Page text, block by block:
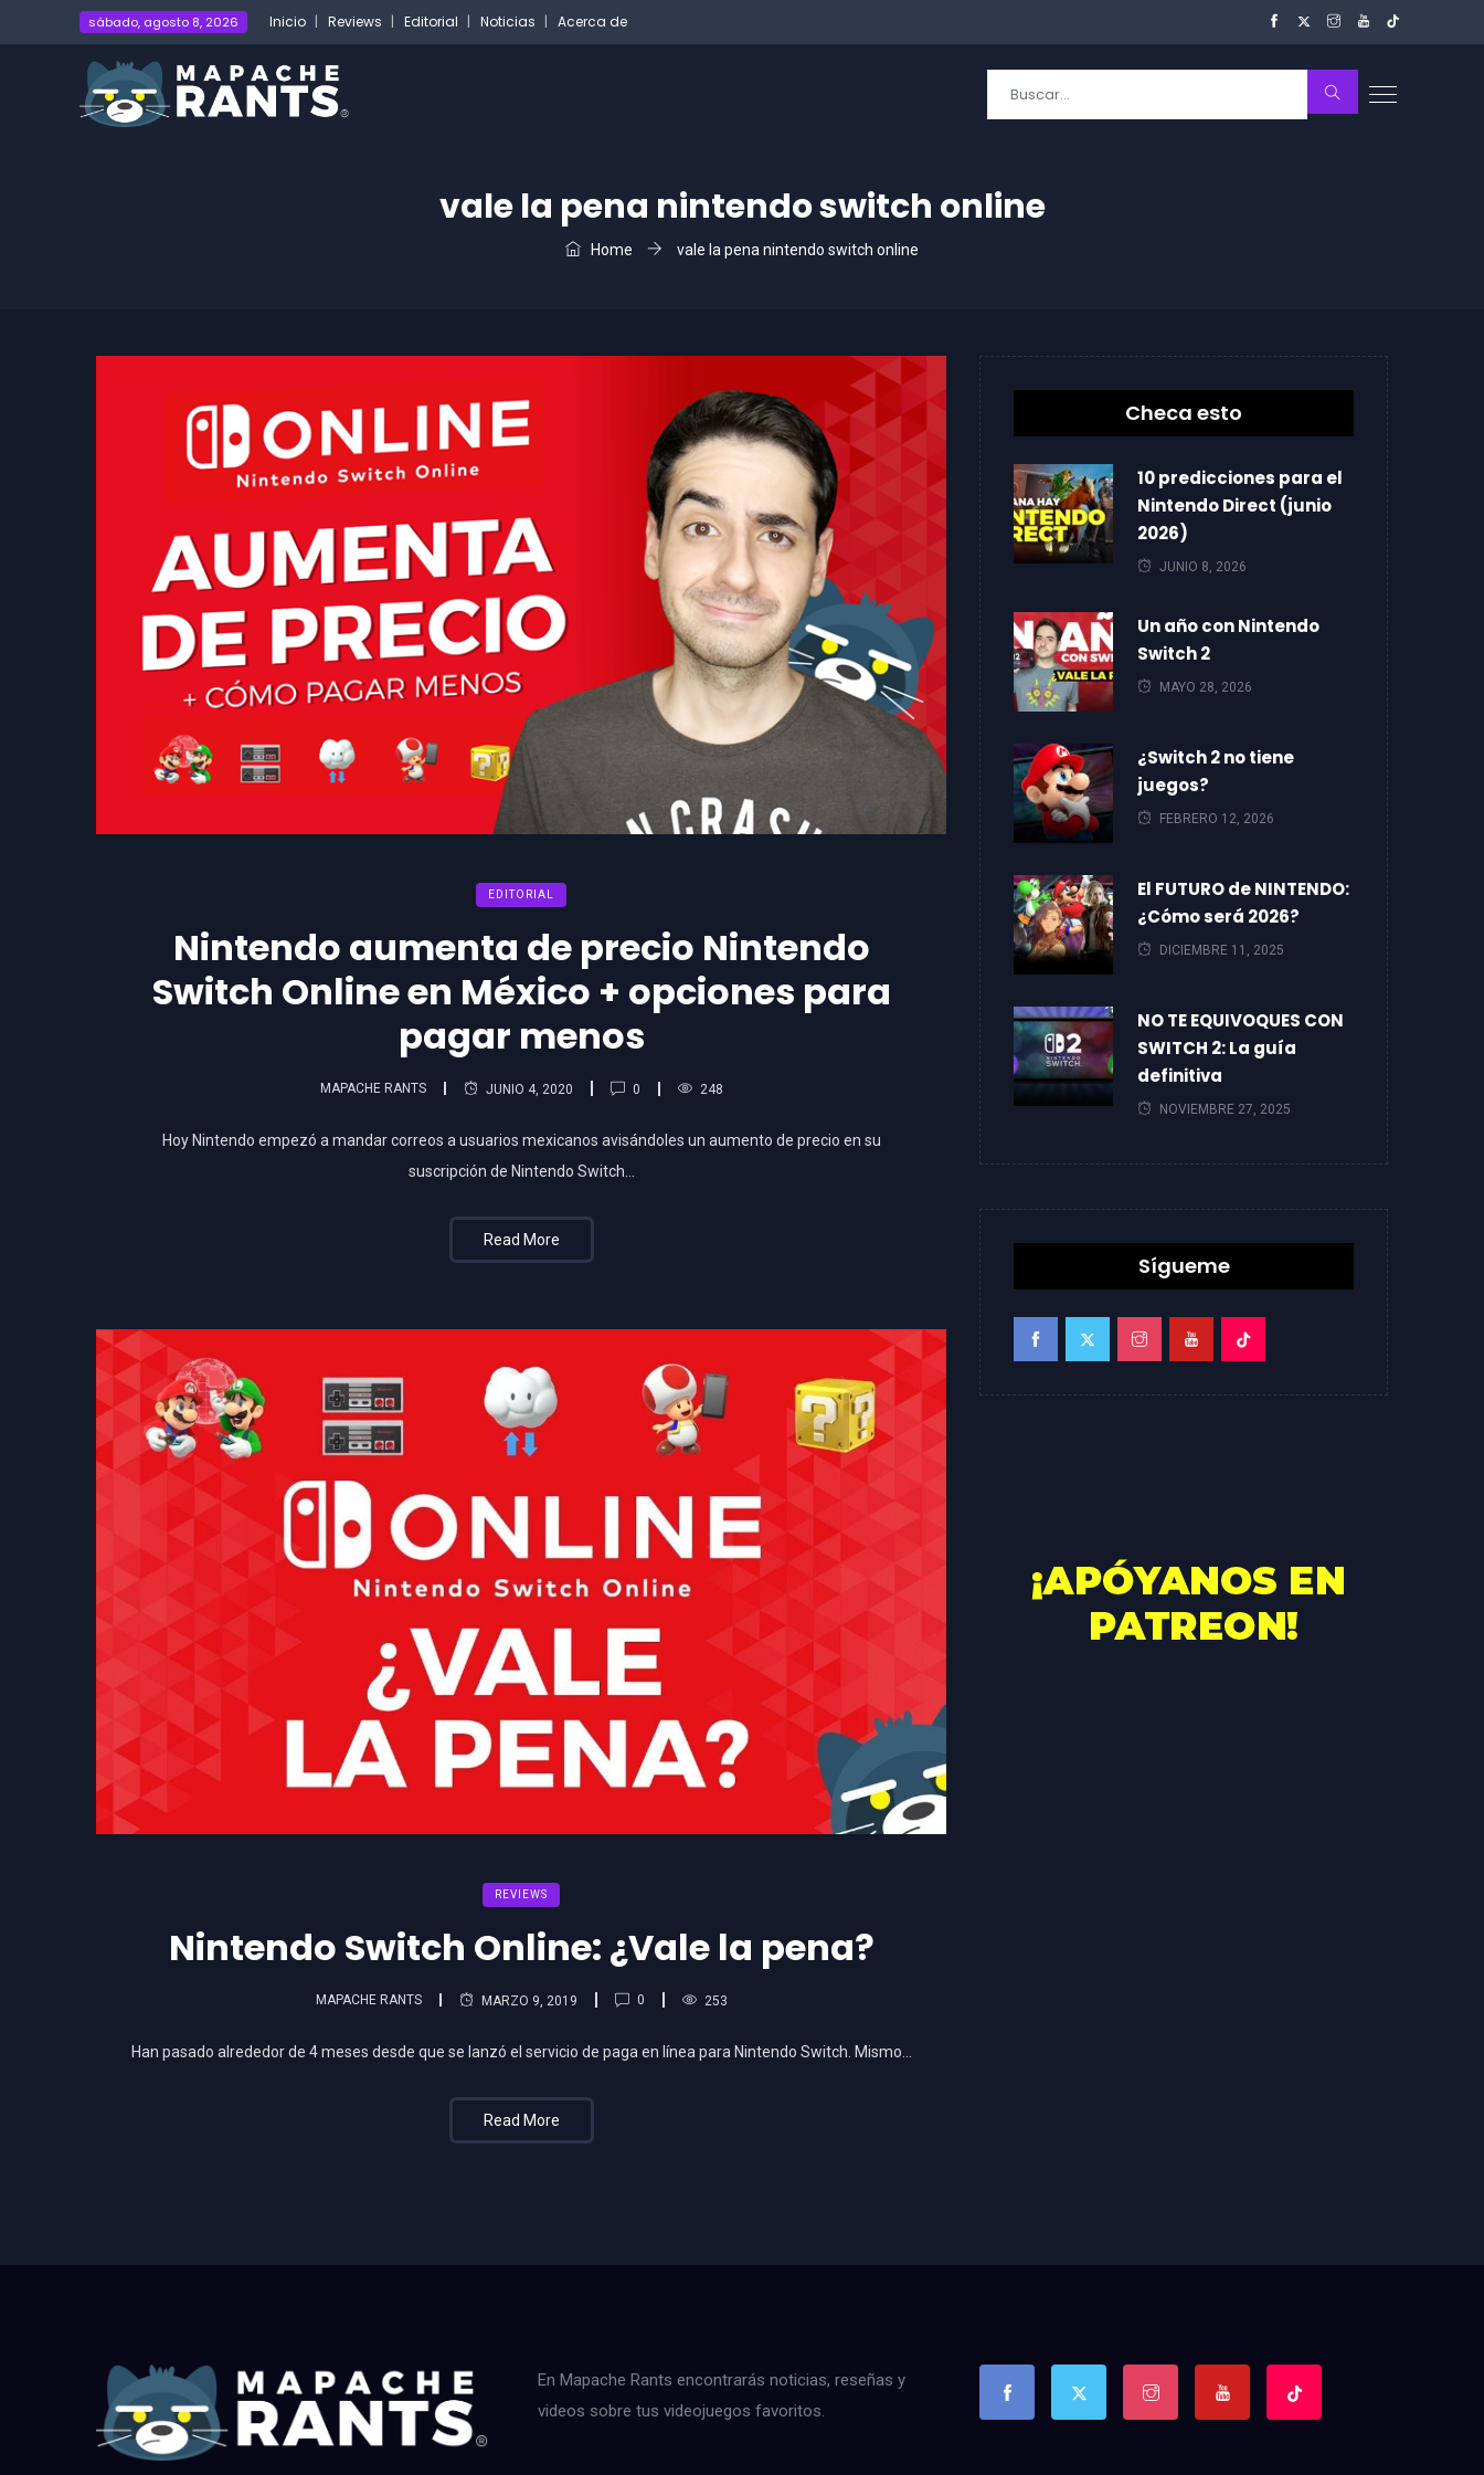
sábado, agosto 8, 2026 Inicio Reviews Editorial Noticias Acerca de
vale la pena nintendo switch online
Home vale la pena nintendo switch online
EDITORIAL
Nintendo aumenta de precio Nintendo
Switch Online en México + opciones para
pagar menos
MAPACHE RANTS JUNIO 4, 2020 0 248
Hoy Nintendo empezó a mandar correos a usuarios mexicanos avisándoles un aumento de precio en su
suscripción de Nintendo Switch…
Read More
REVIEWS
Nintendo Switch Online: ¿Vale la pena?
MAPACHE RANTS MARZO 9, 2019 0 253
Han pasado alrededor de 4 meses desde que se lanzó el servicio de paga en línea para Nintendo Switch. Mismo…
Read More
Checa esto
10 predicciones para el
Nintendo Direct (junio
2026)
JUNIO 8, 2026
Un año con Nintendo
Switch 2
MAYO 28, 2026
¿Switch 2 no tiene
juegos?
FEBRERO 12, 2026
El FUTURO de NINTENDO:
¿Cómo será 2026?
DICIEMBRE 11, 2025
NO TE EQUIVOQUES CON
SWITCH 2: La guía
definitiva
NOVIEMBRE 27, 2025
Sígueme
En Mapache Rants encontrarás noticias, reseñas y
videos sobre tus videojuegos favoritos.